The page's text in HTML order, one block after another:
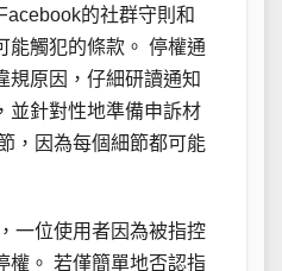
的社群守則和
能觸犯的條款。 停權通
規原因，仔細研讀通知
並針對性地準備申訴材
，因為每個細節都可能
一位使用者因為被指控
權。 若僅簡單地否認指